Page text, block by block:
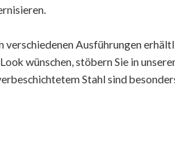
verschiedenen Ausführungen
wünschen, stöbern Sie in
Stahl sind